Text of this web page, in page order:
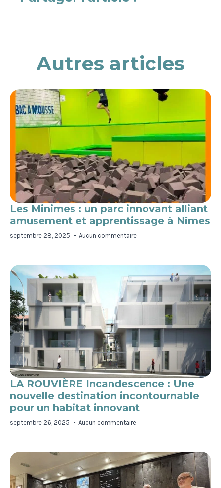
Autres articles
Les Minimes : un parc innovant alliant
amusement et apprentissage à Nîmes
septembre 28, 2025 Aucun commentaire
LA ROUVIÈRE Incandescence : Une
nouvelle destination incontournable
pour un habitat innovant
septembre 26, 2025 Aucun commentaire